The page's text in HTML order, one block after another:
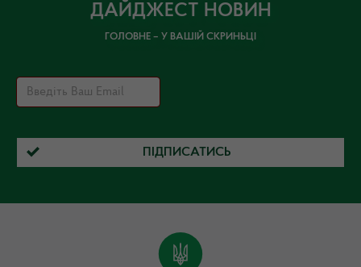
ДАЙДЖЕСТ НОВИН
ГОЛОВНЕ – У ВАШІЙ СКРИНЬЦІ
ПІДПИСАТИСЬ